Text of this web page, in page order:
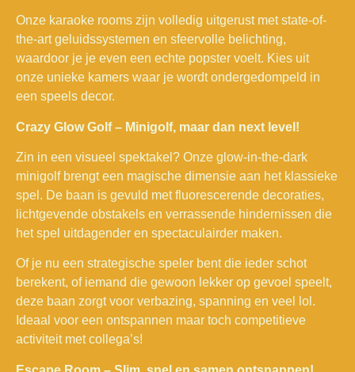
Onze karaoke rooms zijn volledig uitgerust met state-of-
the-art geluidssystemen en sfeervolle belichting,
waardoor je je even een echte popster voelt. Kies uit
onze unieke kamers waar je wordt ondergedompeld in
een speels decor.
Crazy Glow Golf – Minigolf, maar dan next level!
Zin in een visueel spektakel? Onze glow-in-the-dark
minigolf brengt een magische dimensie aan het klassieke
spel. De baan is gevuld met fluorescerende decoraties,
lichtgevende obstakels en verrassende hindernissen die
het spel uitdagender en spectaculairder maken.
Of je nu een strategische speler bent die ieder schot
berekent, of iemand die gewoon lekker op gevoel speelt,
deze baan zorgt voor verbazing, spanning en veel lol.
Ideaal voor een ontspannen maar toch competitieve
activiteit met collega’s!